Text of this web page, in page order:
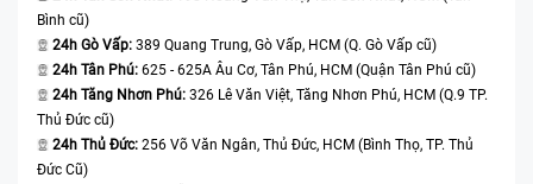
Bình cũ)
24h Gò Vấp: 389 Quang Trung, Gò Vấp, HCM (Q. Gò Vấp cũ)
24h Tân Phú: 625 - 625A Âu Cơ, Tân Phú, HCM (Quận Tân Phú cũ)
24h Tăng Nhơn Phú: 326 Lê Văn Việt, Tăng Nhơn Phú, HCM (Q.9 TP.
Thủ Đức cũ)
24h Thủ Đức: 256 Võ Văn Ngân, Thủ Đức, HCM (Bình Thọ, TP. Thủ
Đức Cũ)